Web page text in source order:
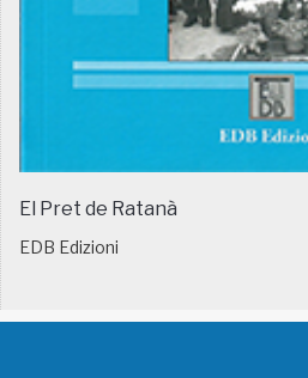
El Pret de Ratanà
EDB Edizioni